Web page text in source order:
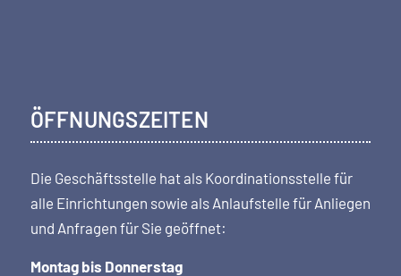
ÖFFNUNGSZEITEN
Die Geschäftsstelle hat als Koordi­nations­stelle für
alle Einrichtungen sowie als Anlaufstelle für Anliegen
und Anfragen für Sie geöffnet:
Montag bis Donnerstag